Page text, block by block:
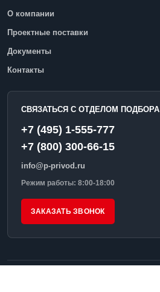
О компании
Проектные поставки
Документы
Контакты
СВЯЗАТЬСЯ С ОТДЕЛОМ ПОДБОРА
+7 (495) 1-555-777
+7 (800) 300-66-15
info@p-privod.ru
Режим работы: 8:00-18:00
ЗАКАЗАТЬ ЗВОНОК